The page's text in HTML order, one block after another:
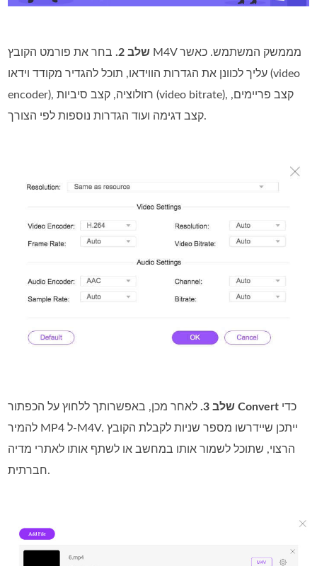
שלב 2.
בחר את פורמט הקובץ M4V מממשק המשתמש. כאשר
עליך לכוונן את הגדרות הווידאו, תוכל להגדיר מקודד וידאו (video
encoder), רזולוציה, קצב סיביות (video bitrate), קצב פריימים,
קצב דגימה ועוד הגדרות נוספות לפי הצורך.
שלב 3. לאחר מכן, באפשרותך ללחוץ על הכפתורConvert
להמיר MP4 ל‑M4V. ייתכן שיידרשו מספר שניות לקבלת הקובץ
הרצוי, שתוכל לשמור אותו במחשב או לשתף אותו לאתרי מדיה
חברתית.